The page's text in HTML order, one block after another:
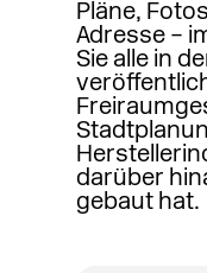
Pläne,
Adresse –
Sie alle in
darüber
gebaut hat.